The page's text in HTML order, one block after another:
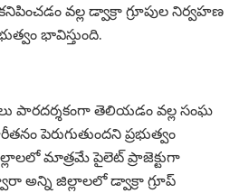
వల్ల డ్వాక్రా గ్రూపుల నిర్వహణ
భావిస్తుంది.
తెలియడం వల్ల సంఘ
పెరుగుతుందని ప్రభుత్వం
జిల్లాలలో మాత్రమే పైలెట్ ప్రాజెక్టుగా
అన్ని జిల్లాలలో డ్వాక్రా గ్రూప్